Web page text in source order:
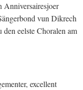
Anniversairesjoer
vun Dikrech
eelste Choralen am
excellent